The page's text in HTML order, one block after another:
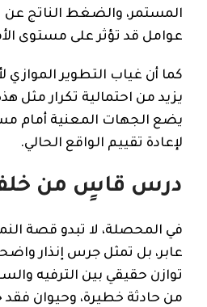
المستمر، والضغط الناتج عن
عوامل قد تؤثر على مستوى
كما أن غياب التطوير الموازي
يزيد من احتمالية تكرار مثل
يضع الجهات المعنية أمام
لإعادة تقييم الواقع الحالي.
درس قاسٍ من
في المحصلة، لا تبدو قصة
عابر، بل تمثل جرس إنذار
توازن حقيقي بين الترفيه
من حادثة خطيرة، وحيوان فقد